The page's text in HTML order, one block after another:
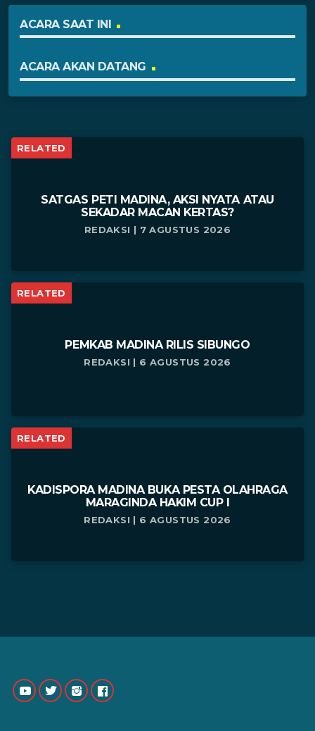
ACARA SAAT INI
ACARA AKAN DATANG
RELATED
SATGAS PETI MADINA, AKSI NYATA ATAU
SEKADAR MACAN KERTAS?
REDAKSI | 7 AGUSTUS 2026
RELATED
PEMKAB MADINA RILIS SIBUNGO
REDAKSI | 6 AGUSTUS 2026
RELATED
KADISPORA MADINA BUKA PESTA OLAHRAGA
MARAGINDA HAKIM CUP I
REDAKSI | 6 AGUSTUS 2026